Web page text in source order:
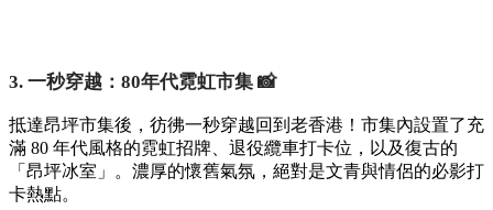
3. 一秒穿越：80年代霓虹市集 📸
抵達昂坪市集後，彷彿一秒穿越回到老香港！市集內設置了充
滿 80 年代風格的霓虹招牌、退役纜車打卡位，以及復古的
「昂坪冰室」。濃厚的懷舊氣氛，絕對是文青與情侶的必影打
卡熱點。